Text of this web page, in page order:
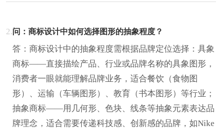
2.问：商标设计中如何选择图形的抽象程度？
答：商标设计中的抽象程度需根据品牌定位选择：具象
商标——直接描绘产品、行业或品牌名称的具象图形，
消费者一眼就能理解品牌业务，适合餐饮（食物图
形）、运输（车辆图形）、教育（书本图形）等行业；
抽象商标——用几何形、色块、线条等抽象元素表达品
牌理念，适合需要传递科技感、创新感的品牌，如Nike